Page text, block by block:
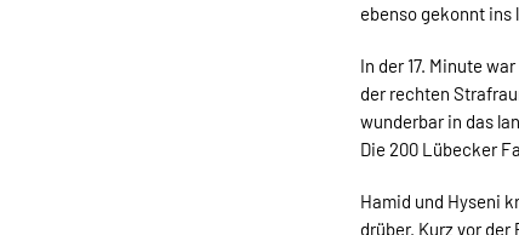
ebenso gekonnt ins
In der 17. Minute
der rechten
wunderbar in das
Die 200 Lübecker
Hamid und Hyseni
drüber. Kurz vor